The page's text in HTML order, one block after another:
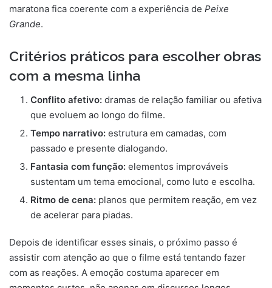
maratona fica coerente com a experiência de Peixe
Grande.
Critérios práticos para escolher obras
com a mesma linha
Conflito afetivo: dramas de relação familiar ou afetiva
que evoluem ao longo do filme.
Tempo narrativo: estrutura em camadas, com
passado e presente dialogando.
Fantasia com função: elementos improváveis
sustentam um tema emocional, como luto e escolha.
Ritmo de cena: planos que permitem reação, em vez
de acelerar para piadas.
Depois de identificar esses sinais, o próximo passo é
assistir com atenção ao que o filme está tentando fazer
com as reações. A emoção costuma aparecer em